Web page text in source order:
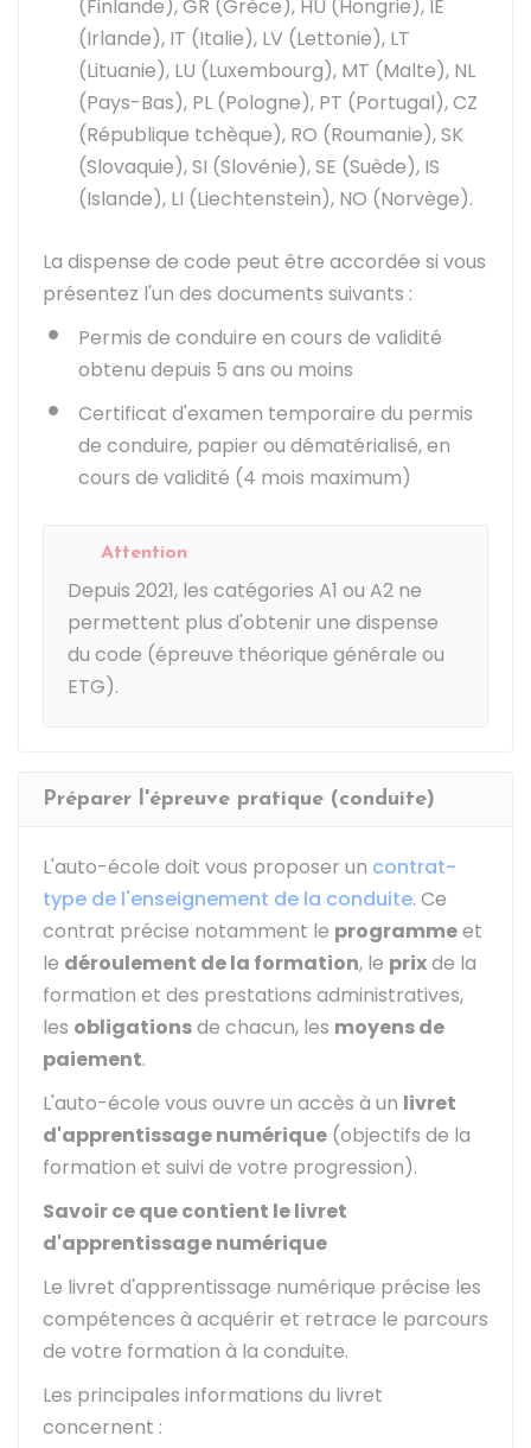
(Finlande), GR (Grèce), HU (Hongrie), IE
(Irlande), IT (Italie), LV (Lettonie), LT
(Lituanie), LU (Luxembourg), MT (Malte), NL
(Pays-Bas), PL (Pologne), PT (Portugal), CZ
(République tchèque), RO (Roumanie), SK
(Slovaquie), SI (Slovénie), SE (Suède), IS
(Islande), LI (Liechtenstein), NO (Norvège).
La dispense de code peut être accordée si vous
présentez l'un des documents suivants :
Permis de conduire en cours de validité
obtenu depuis 5 ans ou moins
Certificat d'examen temporaire du permis
de conduire, papier ou dématérialisé, en
cours de validité (4 mois maximum)
Attention
Depuis 2021, les catégories A1 ou A2 ne
permettent plus d'obtenir une dispense
du code (épreuve théorique générale ou
ETG).
Préparer l'épreuve pratique (conduite)
L'auto-école doit vous proposer un contrat-
type de l'enseignement de la conduite. Ce
contrat précise notamment le programmeet
le déroulement de la formation, le prixde la
formation et des prestations administratives,
les obligationsde chacun, les moyens de
paiement.
L'auto-école vous ouvre un accès à un livret
d'apprentissage numérique (objectifs de la
formation et suivi de votre progression).
Savoir ce que contient le livret
d'apprentissage numérique
Le livret d'apprentissage numérique précise les
compétences à acquérir et retrace le parcours
de votre formation à la conduite.
Les principales informations du livret
concernent :